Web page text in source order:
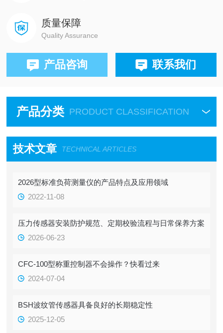
质量保障
Quality Assurance
产品咨询 联系我们
产品分类 PRODUCT CLASSIFICATION
技术文章 TECHNICAL ARTICLES
2026型标准负荷测量仪的产品特点及应用领域
2022-11-08
压力传感器安装防护规范、定期校验流程与日常保养方案
2026-06-23
CFC-100型称重控制器不会操作？快看过来
2024-07-04
BSH波纹管传感器具备良好的长期稳定性
2025-12-05